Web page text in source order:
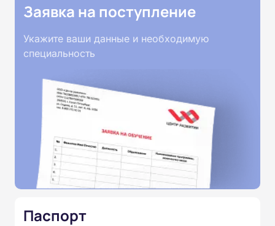
Заявка на поступление
Укажите ваши данные и необходимую
специальность
Паспорт